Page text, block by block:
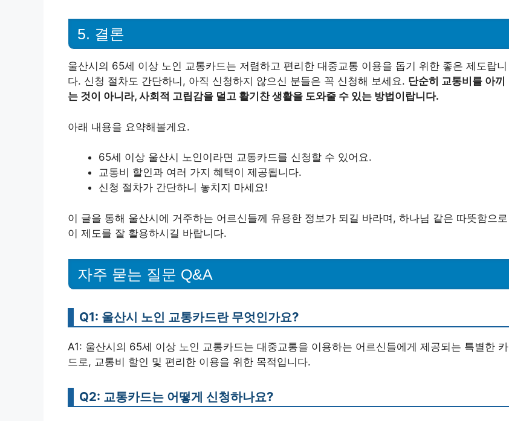
5. 결론
울산시의 65세 이상 노인 교통카드는 저렴하고 편리한 대중교통 이용을 돕기 위한 좋은 제도랍니
다. 신청 절차도 간단하니, 아직 신청하지 않으신 분들은 꼭 신청해 보세요. 단순히 교통비를 아끼
는 것이 아니라, 사회적 고립감을 덜고 활기찬 생활을 도와줄 수 있는 방법이랍니다.
아래 내용을 요약해볼게요.
65세 이상 울산시 노인이라면 교통카드를 신청할 수 있어요.
교통비 할인과 여러 가지 혜택이 제공됩니다.
신청 절차가 간단하니 놓치지 마세요!
이 글을 통해 울산시에 거주하는 어르신들께 유용한 정보가 되길 바라며, 하나님 같은 따뜻함으로
이 제도를 잘 활용하시길 바랍니다.
자주 묻는 질문 Q&A
Q1: 울산시 노인 교통카드란 무엇인가요?
A1: 울산시의 65세 이상 노인 교통카드는 대중교통을 이용하는 어르신들에게 제공되는 특별한 카
드로, 교통비 할인 및 편리한 이용을 위한 목적입니다.
Q2: 교통카드는 어떻게 신청하나요?